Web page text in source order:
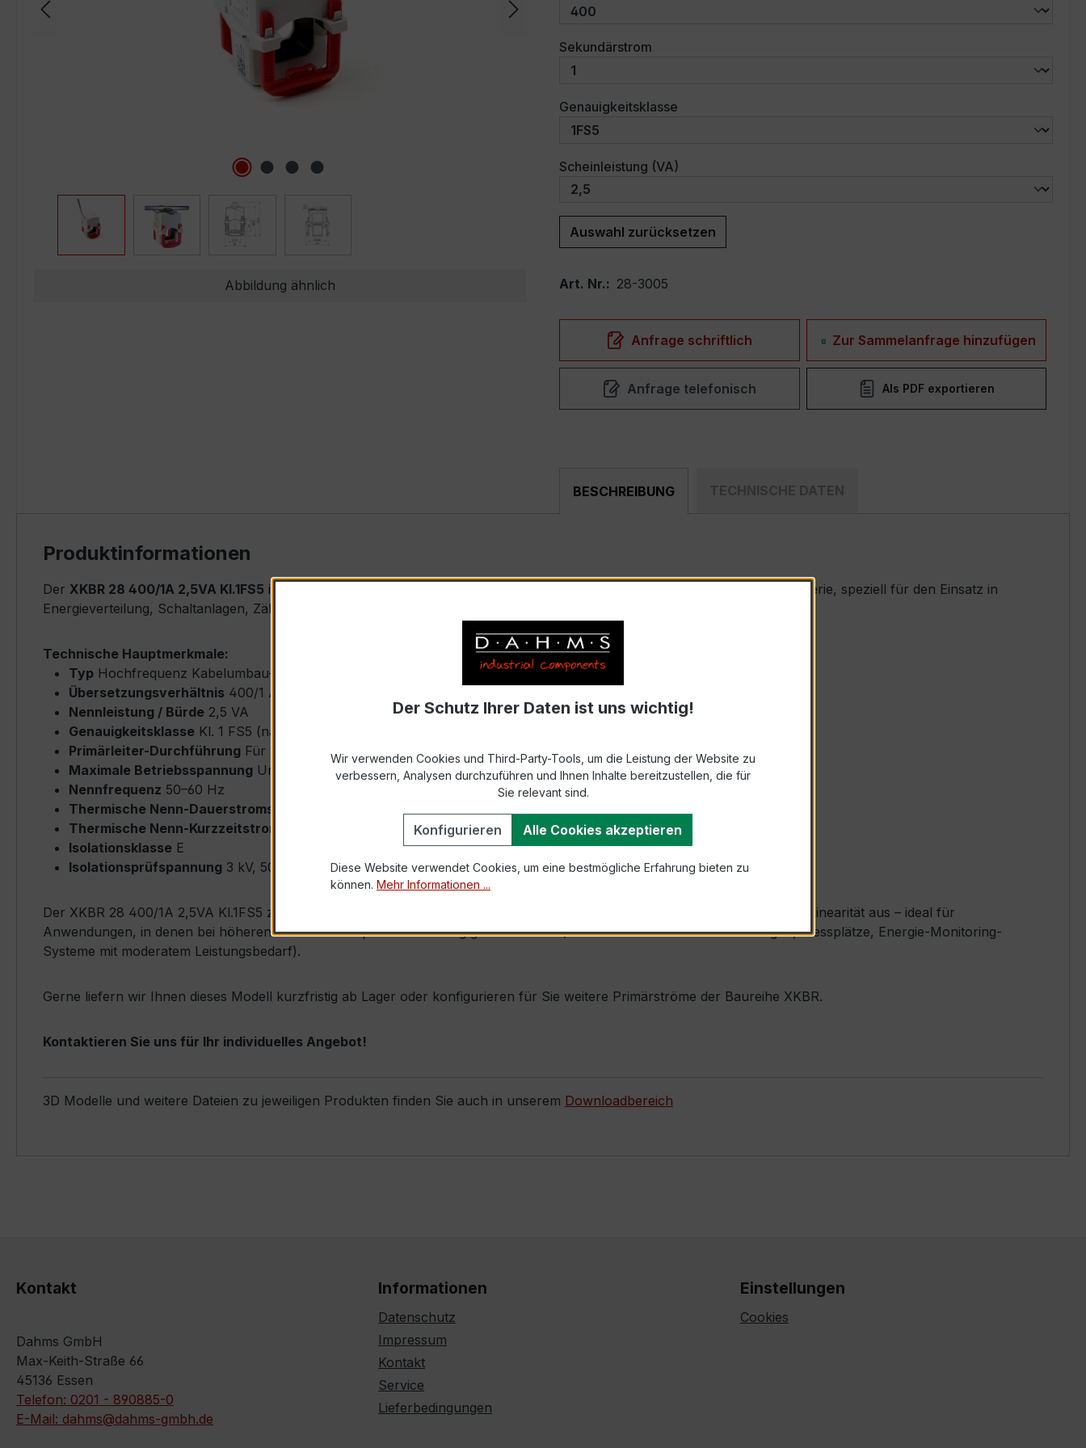
Abbildung ähnlich
Sekundärstrom
Genauigkeitsklasse
Scheinleistung (VA)
Auswahl zurücksetzen
Art. Nr.: 28-3005
Anfrage schriftlich Zur Sammelanfrage hinzufügen
Anfrage telefonisch Als PDF exportieren
BESCHREIBUNG TECHNISCHE DATEN
Produktinformationen
Der XKBR 28 400/1A 2,5VA Kl.1FS5 ist ein kompakter, hochpräziser Niederspannungs-Messwandler der bewährten XKBR-Serie, speziell für den Einsatz in
Energieverteilung, Schaltanlagen, Zählerfeldern und industriellen Mess- und Überwachungssystemen entwickelt.
Technische Hauptmerkmale:
Typ Hochfrequenz Kabelumbau-Stromwandler – XKBR 28
Übersetzungsverhältnis 400/1 A (Primärnennstrom 400 A, Sekundärnennstrom 1 A)
Nennleistung / Bürde 2,5 VA
Genauigkeitsklasse Kl. 1 FS5 (nach IEC/EN 61869-2 bzw. DIN EN 61869-2)
Primärleiter-Durchführung Für Kabel bis max. Ø 28 mm
Maximale Betriebsspannung Um ≤ 0,72 kV
Nennfrequenz 50–60 Hz
Thermische Nenn-Dauerstromstärke
Thermische Nenn-Kurzzeitstromstärke
Ith = 100 × Ipr, 1 s
Isolationsklasse E
Isolationsprüfspannung 3 kV, 50 Hz, 1 min
Der XKBR 28 400/1A 2,5VA Kl.1FS5 zeichnet sich durch seine sehr kompakte Bauform, hohe Zuverlässigkeit und exzellente Linearität aus – ideal für
Anwendungen, in denen bei höheren Strömen eine präzise Messung gefordert wird (z. B. Kabelumbau in Verteileranlagen, Messplätze, Energie-Monitoring-
Systeme mit moderatem Leistungsbedarf).
Gerne liefern wir Ihnen dieses Modell kurzfristig ab Lager oder konfigurieren für Sie weitere Primärströme der Baureihe XKBR.
Kontaktieren Sie uns für Ihr individuelles Angebot!
3D Modelle und weitere Dateien zu jeweiligen Produkten finden Sie auch in unserem Downloadbereich
Kontakt
Dahms GmbH
Max-Keith-Straße 66
45136 Essen
Telefon: 0201 - 890885-0
E-Mail: dahms@dahms-gmbh.de
Informationen
Datenschutz
Impressum
Kontakt
Service
Lieferbedingungen
Einstellungen
Cookies
Der Schutz Ihrer Daten ist uns wichtig!
Wir verwenden Cookies und Third-Party-Tools, um die Leistung der Website zu
verbessern, Analysen durchzuführen und Ihnen Inhalte bereitzustellen, die für
Sie relevant sind.
Konfigurieren Alle Cookies akzeptieren
Diese Website verwendet Cookies, um eine bestmögliche Erfahrung bieten zu
können. Mehr Informationen ...